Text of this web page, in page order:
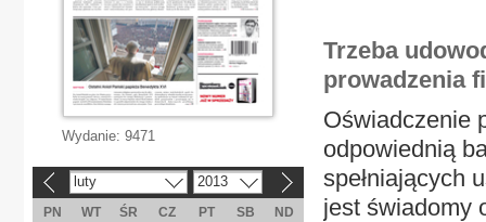
Trzeba
prowadzenia
Oświadczenie
odpowiednią
spełniających
jest świadomy
Wydanie: 9471
luty 2013
PN WT ŚR CZ PT SB
ND